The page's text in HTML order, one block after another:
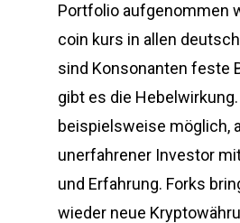
Portfolio aufgenommen
coin kurs in allen
sind Konsonanten feste
gibt es die
beispielsweise möglich,
unerfahrener Investor
und Erfahrung. Forks
wieder neue